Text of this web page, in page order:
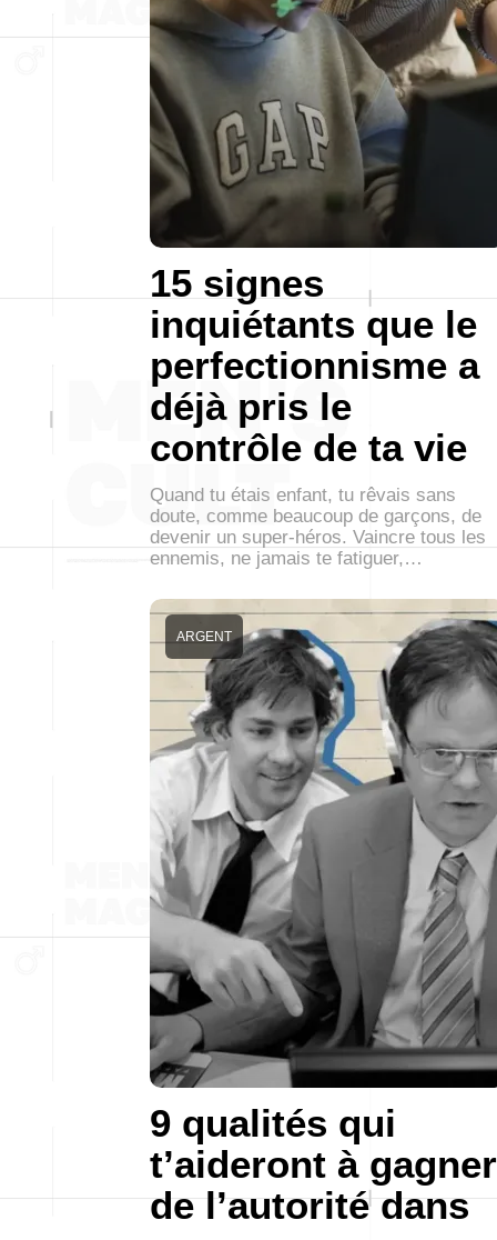
15 signes
inquiétants que le
perfectionnisme a
déjà pris le
contrôle de ta vie
Quand tu étais enfant, tu rêvais sans
doute, comme beaucoup de garçons, de
devenir un super-héros. Vaincre tous les
ennemis, ne jamais te fatiguer,…
9 qualités qui
t’aideront à gagner
de l’autorité dans
ARGENT